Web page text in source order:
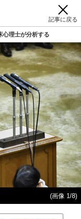
記事に戻る
心理士が分析する
(画像 1/8)